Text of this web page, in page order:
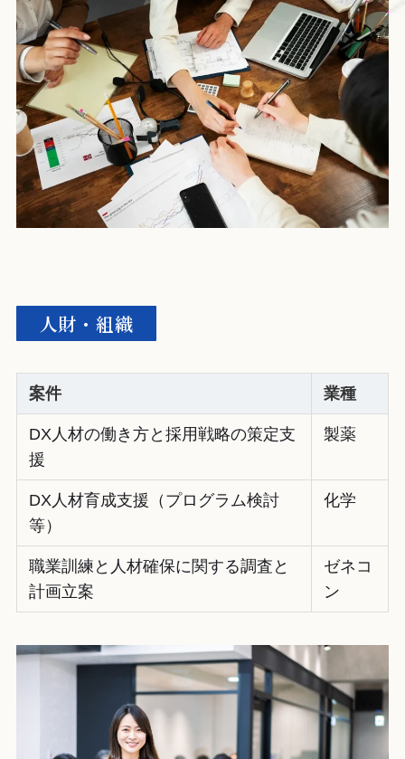
人財・組織
案件 業種
DX人材の働き方と採用戦略の策定支
援
製薬
DX人材育成支援（プログラム検討
等）
化学
職業訓練と人材確保に関する調査と
計画立案
ゼネコ
ン